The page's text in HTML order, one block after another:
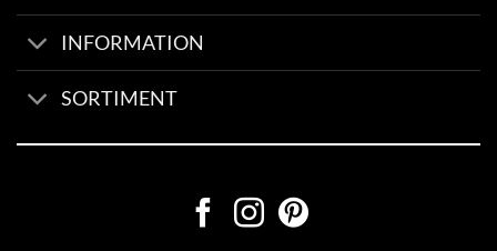
INFORMATION
SORTIMENT